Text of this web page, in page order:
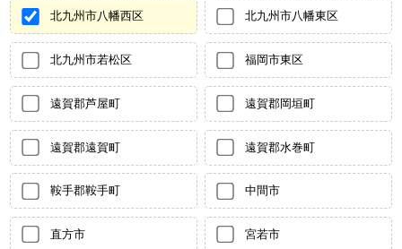
北九州市八幡西区 北九州市八幡東区
北九州市若松区 福岡市東区
遠賀郡芦屋町 遠賀郡岡垣町
遠賀郡遠賀町 遠賀郡水巻町
鞍手郡鞍手町 中間市
直方市 宮若市